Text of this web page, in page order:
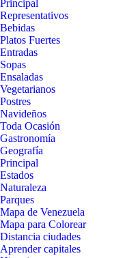
Principal
Representativos
Bebidas
Platos Fuertes
Entradas
Sopas
Ensaladas
Vegetarianos
Postres
Navideños
Toda Ocasión
Gastronomía
Geografía
Principal
Estados
Naturaleza
Parques
Mapa de Venezuela
Mapa para Colorear
Distancia ciudades
Aprender capitales